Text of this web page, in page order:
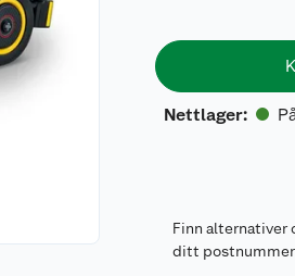
Nettlager:
Finn alternativer
ditt postnummer